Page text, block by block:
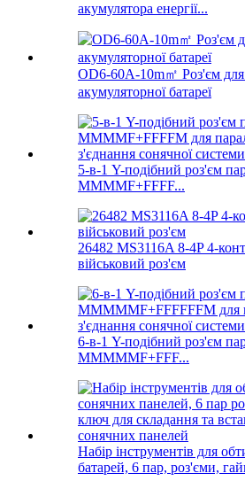
акумулятора енергії...
OD6-60A-10m㎡ Роз'єм
акумуляторної батареї
5-в-1 Y-подібний роз'єм
MMMMF+FFFF...
26482 MS3116A 8-4P 4-
військовий роз'єм
6-в-1 Y-подібний роз'єм
MMMMMF+FFF...
Набір інструментів для
батарей, 6 пар, роз'єми,